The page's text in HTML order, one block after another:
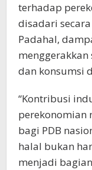
terhadap
disadari
Padahal,
dan konsumsi
“Kontribusi
perekonomian
bagi PDB
halal bukan
menjadi